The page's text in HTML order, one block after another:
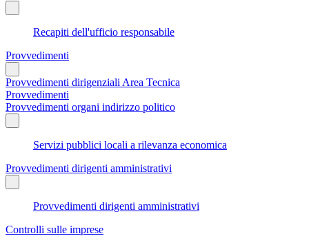
Recapiti dell'ufficio responsabile
Provvedimenti
Provvedimenti dirigenziali Area Tecnica
Provvedimenti
Provvedimenti organi indirizzo politico
Servizi pubblici locali a rilevanza economica
Provvedimenti dirigenti amministrativi
Provvedimenti dirigenti amministrativi
Controlli sulle imprese